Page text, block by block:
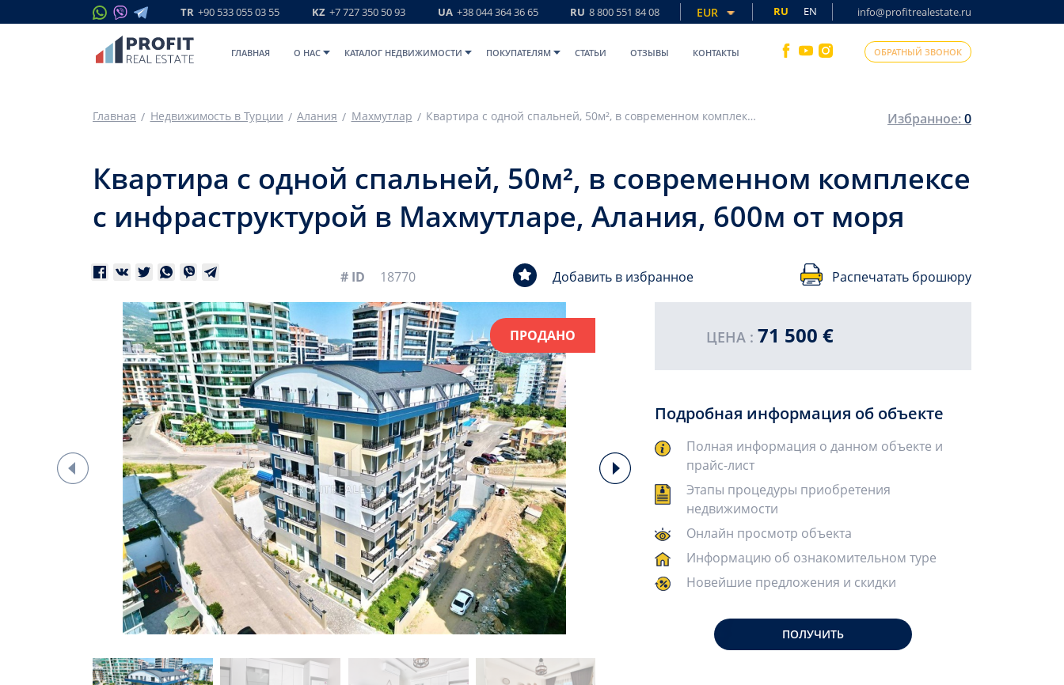
TR +90 533 055 03 55 KZ +7 727 350 50 93 UA +38 044 364 36 65 RU 8 800 551 84 08 EUR RU EN info@profitrealestate.ru
ГЛАВНАЯ O НАС КАТАЛОГ НЕДВИЖИМОСТИ ПОКУПАТЕЛЯМ СТАТЬИ ОТЗЫВЫ КОНТАКТЫ ОБРАТНЫЙ ЗВОНОК
Главная Недвижимость в Турции Алания Махмутлар Квартира с одной спальней, 50м², в современном комплексе с инфраструктурой в Махмутларе, Алания, 600м от моря Избранное:0
Квартира с одной спальней, 50м², в современном комплексе
с инфраструктурой в Махмутларе, Алания, 600м от моря
# ID 18770 Добавить в избранное Распечатать брошюру
ПРОДАНО ЦЕНА : 71 500 €
Подробная информация об объекте
Полная информация о данном объекте и
прайс-лист
Этапы процедуры приобретения
недвижимости
Онлайн просмотр объекта
Информацию об ознакомительном туре
Новейшие предложения и скидки
ПОЛУЧИТЬ